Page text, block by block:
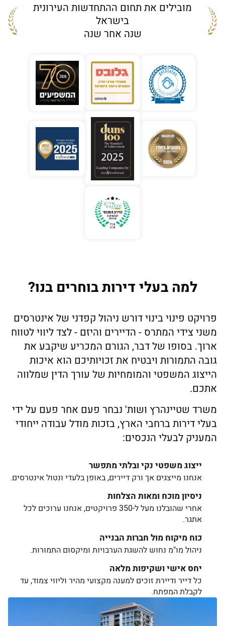
מובילים את תחום ההתחדשות העירונית
בישראל
שנה אחר שנה
למה בעלי דירות בוחרים בנו?
פרויקט פינוי בינוי דורש ניהול קפדני של אינטרסים
משני צידי המתרס - הדיירים והיזם - לצד ליווי לטווח
ארוך. בסופו של דבר, הגורם המכריע שיקבע את
גובה התמורות ויבטיח את זכויותיכם הוא איכות
הייצוג המשפטי והמומחיות של עורך הדין שמלווה
אתכם.
משרד שטיינהרץ ושות' נבחר פעם אחר פעם על ידי
בעלי דירות ברחבי הארץ, בזכות מודל עבודה ייחודי
המעניק לבעלי הנכסים:
ייצוג משפטי נקי ובלתי מתפשר
אנחנו מייצגים אך ורק דיירים, באופן בלעדי ונטול אינטרסים.
ניסיון מוכח ומאות הצלחות
אחרי שהובלנו מעל ל-350 פרויקטים, אנחנו ערוכים לכל
אתגר.
כוח מיקוח מול חברות הבנייה
ניהול מו"מ נחוש להשגת הערבויות ומיקסום התמורות.
יחס אישי ושקיפות מלאה
כל דייר ודיירת זוכים למענה מקצועי מהיר וליווי צמוד, עד
לקבלת המפתח.